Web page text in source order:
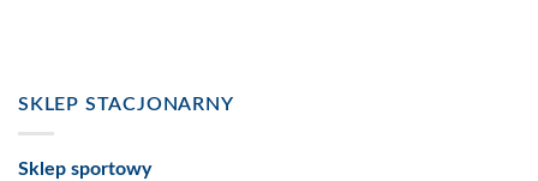
SKLEP STACJONARNY
Sklep sportowy